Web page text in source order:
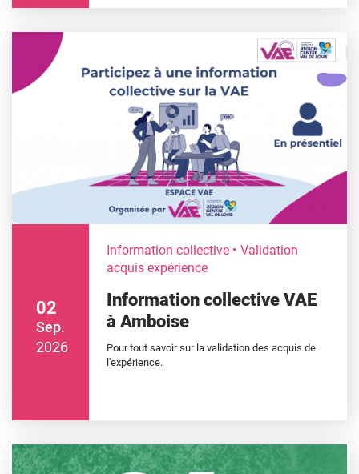
02
Sep.
2026
Information collective
Validation
acquis expérience
Information collective VAE
à Amboise
Pour tout savoir sur la validation des acquis de
l'expérience.